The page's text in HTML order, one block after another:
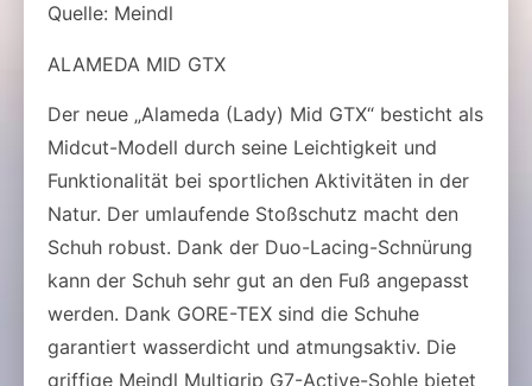
Quelle: Meindl
ALAMEDA MID GTX
Der neue „Alameda (Lady) Mid GTX“ besticht als
Midcut-Modell durch seine Leichtigkeit und
Funktionalität bei sportlichen Aktivitäten in der
Natur. Der umlaufende Stoßschutz macht den
Schuh robust. Dank der Duo-Lacing-Schnürung
kann der Schuh sehr gut an den Fuß angepasst
werden. Dank GORE-TEX sind die Schuhe
garantiert wasserdicht und atmungsaktiv. Die
griffige Meindl Multigrip G7-Active-Sohle bietet